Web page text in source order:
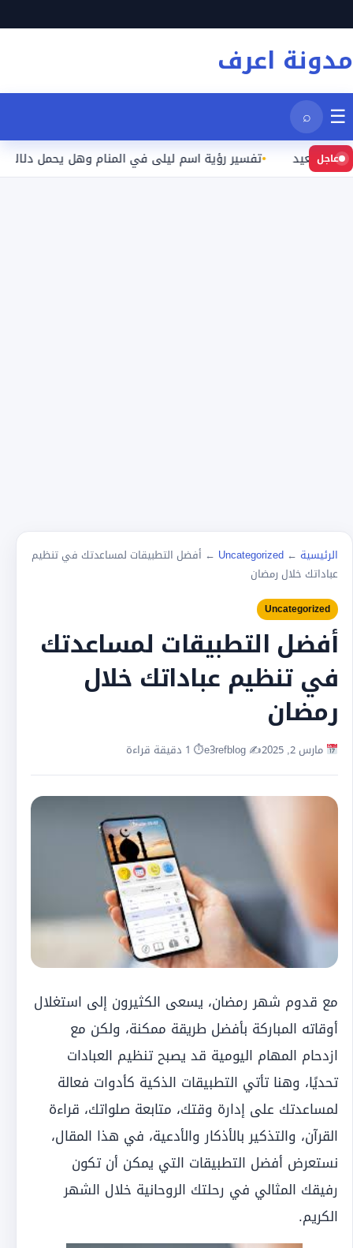
إلى
المحتوى
مدونة اعرف
☰
⌕
عاجل
بعيد تفسير رؤية اسم ليلى في المنام وهل يحمل دلالة
الرئيسية ←
Uncategorized
← أفضل التطبيقات لمساعدتك في تنظيم
عباداتك خلال رمضان
Uncategorized
أفضل التطبيقات لمساعدتك
في تنظيم عباداتك خلال
رمضان
مارس 2, 2025 ✍️ e3refblog ⏱ 1 دقيقة قراءة
مع قدوم شهر رمضان، يسعى الكثيرون إلى استغلال
أوقاته المباركة بأفضل طريقة ممكنة، ولكن مع
ازدحام المهام اليومية قد يصبح تنظيم العبادات
تحديًا، وهنا تأتي التطبيقات الذكية كأدوات فعالة
لمساعدتك على إدارة وقتك، متابعة صلواتك، قراءة
القرآن، والتذكير بالأذكار والأدعية، في هذا المقال،
نستعرض أفضل التطبيقات التي يمكن أن تكون
رفيقك المثالي في رحلتك الروحانية خلال الشهر
الكريم.